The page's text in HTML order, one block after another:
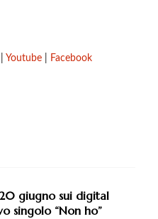
Youtube| Facebook
giugno sui digital
singolo “Non ho”